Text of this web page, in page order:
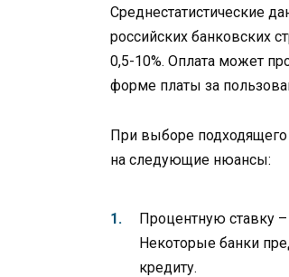
Среднестатистические
российских банковских
0,5-10%. Оплата может
форме платы за
При выборе подходящего
на следующие нюансы:
Процентную ставку
Некоторые банки
кредиту.